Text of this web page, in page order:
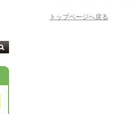
トップページへ戻る